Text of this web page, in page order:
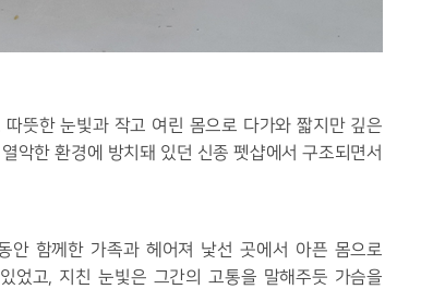
뜻한 눈빛과 작고 여린 몸으로 다가와 짧지만 깊은
악한 환경에 방치돼 있던 신종 펫샵에서 구조되면서
안 함께한 가족과 헤어져 낯선 곳에서 아픈 몸으로
었고, 지친 눈빛은 그간의 고통을 말해주듯 가슴을